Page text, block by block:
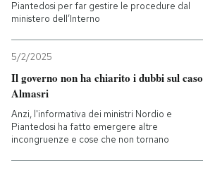
Piantedosi per far gestire le procedure dal
ministero dell’Interno
5/2/2025
Il governo non ha chiarito i dubbi sul caso
Almasri
Anzi, l'informativa dei ministri Nordio e
Piantedosi ha fatto emergere altre
incongruenze e cose che non tornano